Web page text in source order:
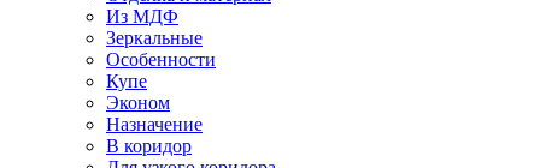
Из МДФ
Зеркальные
Особенности
Купе
Эконом
Назначение
В коридор